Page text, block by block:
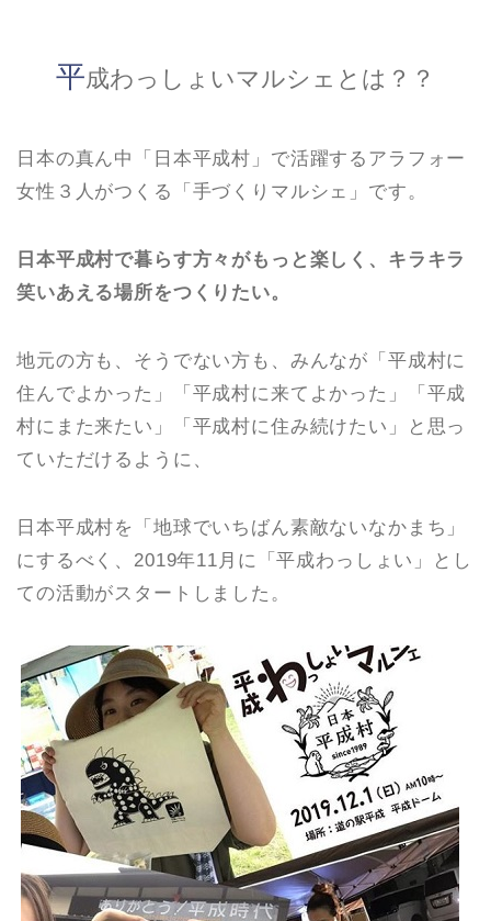
平成わっしょいマルシェとは？？
日本の真ん中「日本平成村」で活躍するアラフォー
女性３人がつくる「手づくりマルシェ」です。
日本平成村で暮らす方々がもっと楽しく、キラキラ
笑いあ える場所をつくりたい。
地元の方も、そうでない方も、みんなが「平成村に
住んでよかった」「平成村に来てよかった」「平成
村にまた来たい」「平成村に住み続けたい」と思っ
ていただけるように、
日本平成村を「地球でいちばん素敵ないなかまち」
にするべく、2019年11月に「平成わっしょい」とし
ての活動がスタートしました。